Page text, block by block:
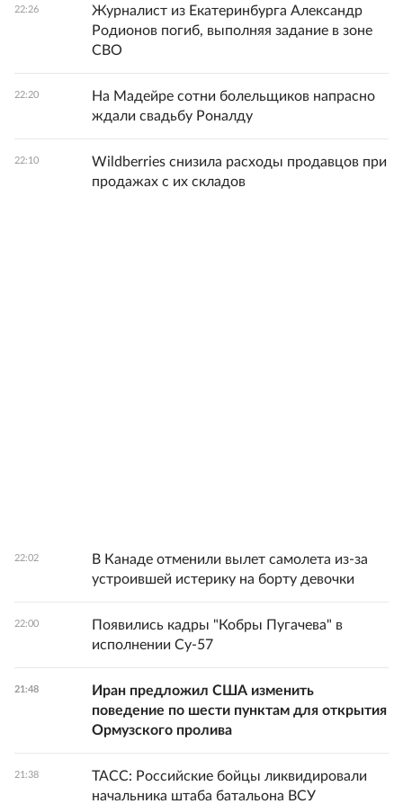
22:26
Журналист из Екатеринбурга Александр
Родионов погиб, выполняя задание в зоне
СВО
22:20
На Мадейре сотни болельщиков напрасно
ждали свадьбу Роналду
22:10
Wildberries снизила расходы продавцов при
продажах с их складов
22:02
В Канаде отменили вылет самолета из-за
устроившей истерику на борту девочки
22:00
Появились кадры "Кобры Пугачева" в
исполнении Су-57
21:48
Иран предложил США изменить
поведение по шести пунктам для открытия
Ормузского пролива
21:38
ТАСС: Российские бойцы ликвидировали
начальника штаба батальона ВСУ